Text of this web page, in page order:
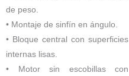
de peso.
• Montaje de sinfín en ángulo.
• Bloque central con superficies
internas lisas.
• Motor sin escobillas con